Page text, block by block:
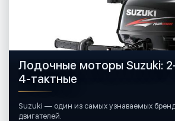
Лодочные моторы Suzuki:
4-тактные
Suzuki — один из самых узнаваемых
двигателей.